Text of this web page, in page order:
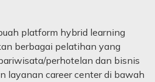
platform hybrid learning
berbagai pelatihan yang
perhotelan dan bisnis
layanan career center di bawah